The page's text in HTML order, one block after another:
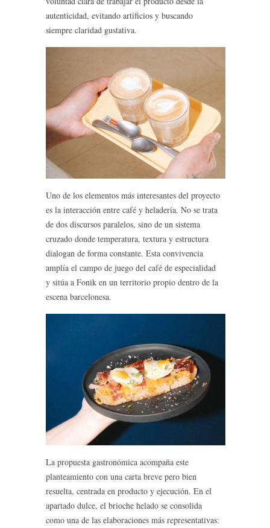
autenticidad, evitando artificios y buscando
siempre claridad gustativa.
Uno de los elementos más interesantes del proyecto
es la interacción entre café y heladería. No se trata
de dos discursos paralelos, sino de un sistema
cruzado donde temperatura, textura y estructura
dialogan de forma constante. Esta convivencia
amplía el campo de juego del café de especialidad
y sitúa a Fonik en un territorio propio dentro de la
escena barcelonesa.
La propuesta gastronómica acompaña este
planteamiento con una carta breve pero bien
resuelta, centrada en producto y ejecución. En el
apartado dulce, el brioche helado se consolida
como una de las elaboraciones más representativas: